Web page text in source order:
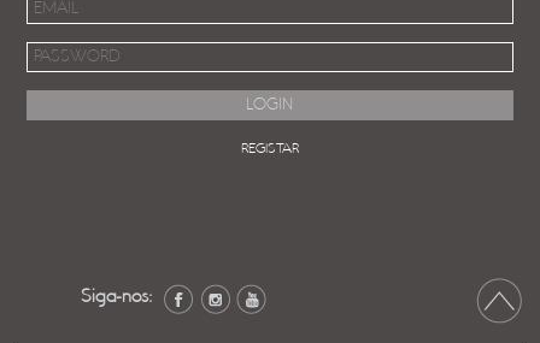
REGISTAR
Siga-nos: